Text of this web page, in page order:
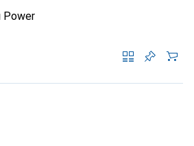
Power